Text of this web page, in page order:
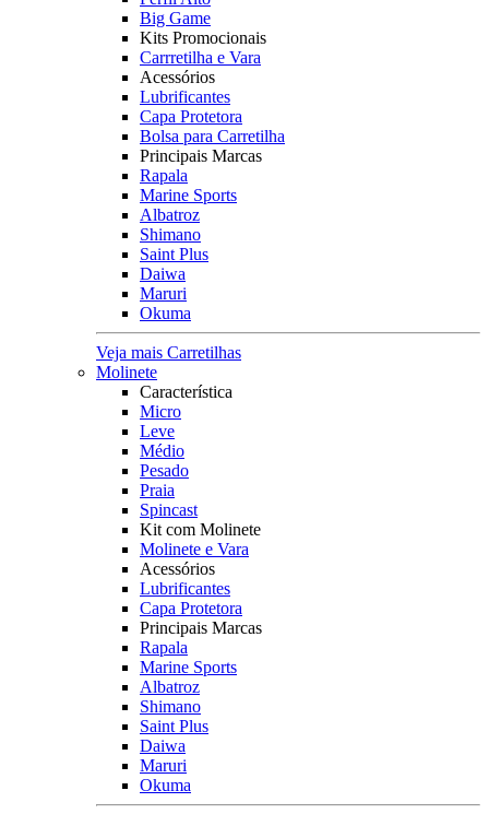
Big Game
Kits Promocionais
Carrretilha e Vara
Acessórios
Lubrificantes
Capa Protetora
Bolsa para Carretilha
Principais Marcas
Rapala
Marine Sports
Albatroz
Shimano
Saint Plus
Daiwa
Maruri
Okuma
Veja mais Carretilhas
Molinete
Característica
Micro
Leve
Médio
Pesado
Praia
Spincast
Kit com Molinete
Molinete e Vara
Acessórios
Lubrificantes
Capa Protetora
Principais Marcas
Rapala
Marine Sports
Albatroz
Shimano
Saint Plus
Daiwa
Maruri
Okuma